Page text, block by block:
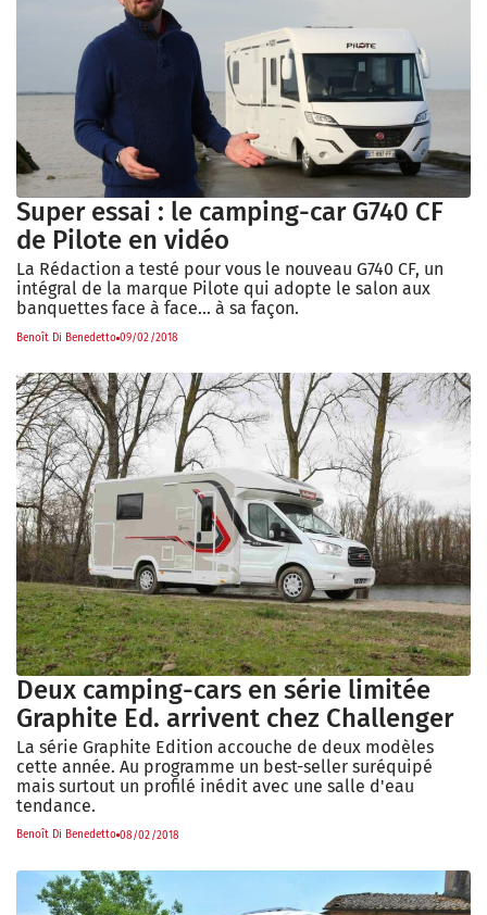
Super essai : le camping-car G740 CF
de Pilote en vidéo
La Rédaction a testé pour vous le nouveau G740 CF, un
intégral de la marque Pilote qui adopte le salon aux
banquettes face à face... à sa façon.
Benoît Di Benedetto 09/02/2018
Deux camping-cars en série limitée
Graphite Ed. arrivent chez Challenger
La série Graphite Edition accouche de deux modèles
cette année. Au programme un best-seller suréquipé
mais surtout un profilé inédit avec une salle d'eau
tendance.
Benoît Di Benedetto 08/02/2018